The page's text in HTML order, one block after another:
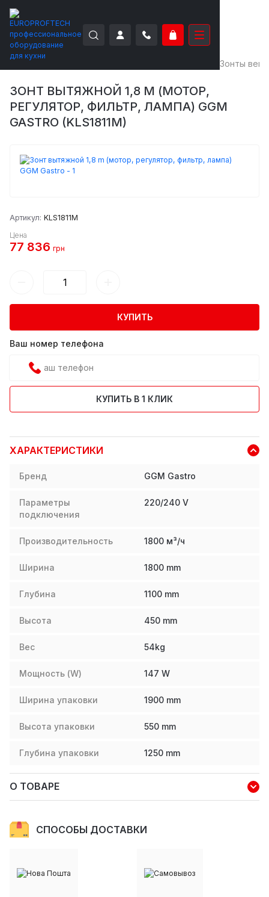
EUROPROFTECH Зонты
ЗОНТ ВЫТЯЖНОЙ 1,8 M (МОТОР,
РЕГУЛЯТОР, ФИЛЬТР, ЛАМПА) GGM
GASTRO (KLS1811M)
Артикул: KLS1811M
Цена
77 836 грн
КУПИТЬ
Ваш номер телефона
КУПИТЬ В 1 КЛИК
ХАРАКТЕРИСТИКИ
Бренд GGM Gastro
Параметры
подключения
220/240 V
Производительность 1800 м³/ч
Ширина 1800 mm
Глубина 1100 mm
Высота 450 mm
Вес 54kg
Мощность (W) 147 W
Ширина упаковки 1900 mm
Высота упаковки 550 mm
Глубина упаковки 1250 mm
О ТОВАРЕ
СПОСОБЫ ДОСТАВКИ